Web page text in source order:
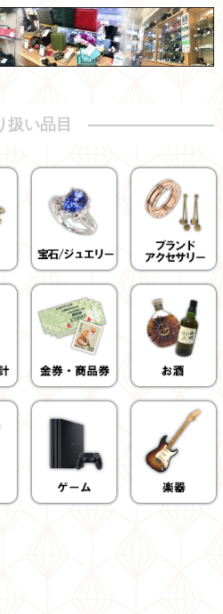
扱い品目